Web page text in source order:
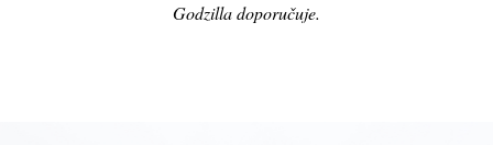
Godzilla doporučuje.